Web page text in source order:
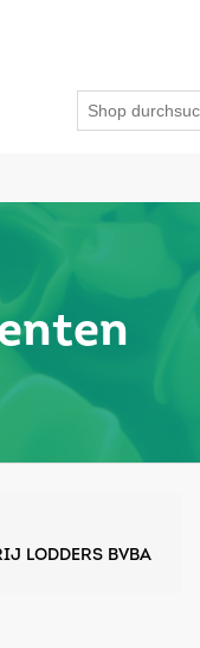
LODDERS BVBA